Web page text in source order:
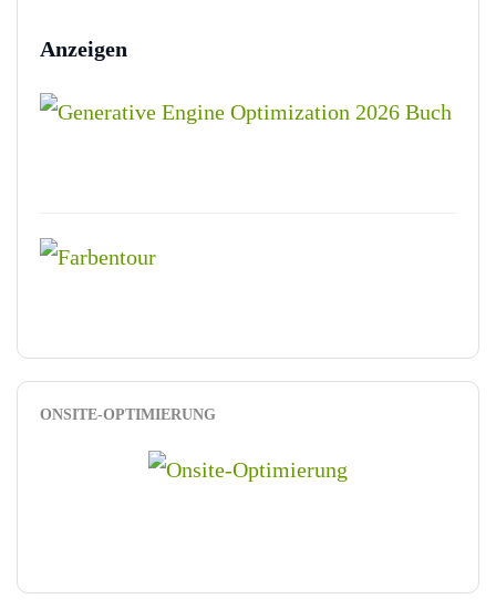
Anzeigen
ONSITE-OPTIMIERUNG